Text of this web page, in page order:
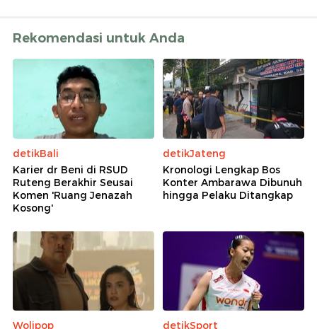
Rekomendasi untuk Anda
detikBali
Karier dr Beni di RSUD
Ruteng Berakhir Seusai
Komen 'Ruang Jenazah
Kosong'
detikJateng
Kronologi Lengkap Bos
Konter Ambarawa Dibunuh
hingga Pelaku Ditangkap
Wolipop detikSport